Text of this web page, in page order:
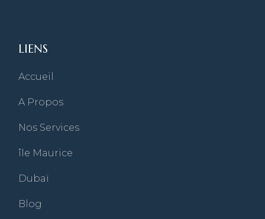
LIENS
Accueil
A Propos
Nos Services
île Maurice
Dubaï
Blog